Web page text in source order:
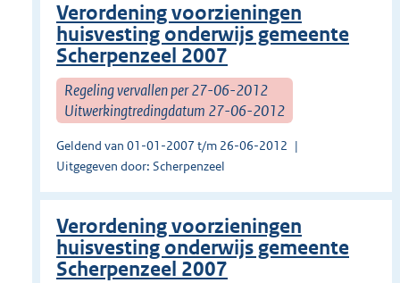
Verordening voorzieningen
huisvesting onderwijs gemeente
Scherpenzeel 2007
Regeling vervallen per 27-06-2012
Uitwerkingtredingdatum 27-06-2012
Geldend van 01-01-2007 t/m 26-06-2012
Uitgegeven door: Scherpenzeel
Verordening voorzieningen
huisvesting onderwijs gemeente
Scherpenzeel 2007